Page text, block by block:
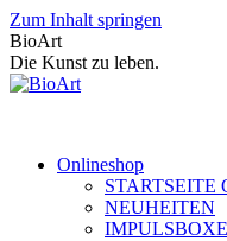
Zum Inhalt springen
BioArt
Die Kunst zu leben.
Onlineshop
STARTSEITE
NEUHEITEN